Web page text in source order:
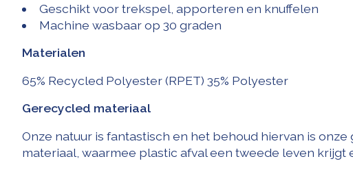
Geschikt voor trekspel, apporteren en knuffelen
Machine wasbaar op 30 graden
Materialen
65% Recycled Polyester (RPET) 35% Polyester
Gerecycled materiaal
Onze natuur is fantastisch en het behoud hiervan is
materiaal, waarmee plastic afval een tweede leven